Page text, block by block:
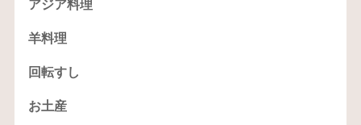
アジア料理
羊料理
回転すし
お土産